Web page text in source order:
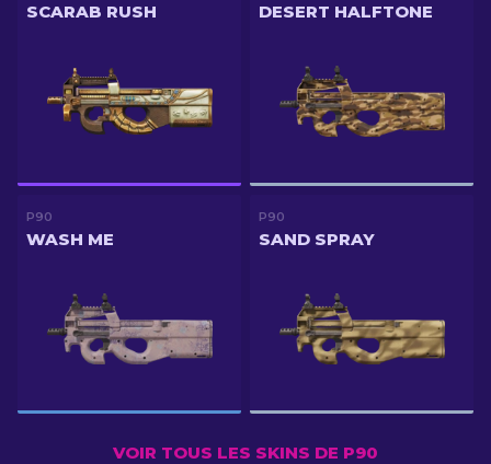
SCARAB RUSH DESERT HALFTONE
P90
WASH ME
P90
SAND SPRAY
VOIR TOUS LES SKINS DE P90